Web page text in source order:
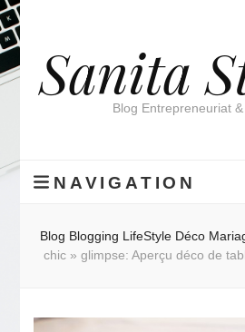
Sanita
Blog Entrepreneuriat
NAVIGATION
Blog Blogging LifeStyle Déco
chic » glimpse: Aperçu déco de